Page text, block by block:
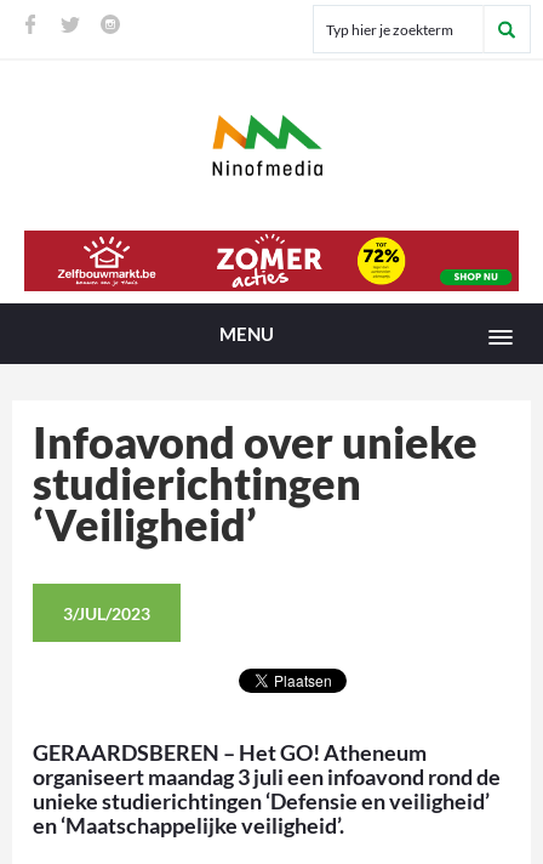
MENU
Infoavond over unieke
studierichtingen
‘Veiligheid’
3/JUL/2023
GERAARDSBEREN – Het GO! Atheneum
organiseert maandag 3 juli een infoavond rond de
unieke studierichtingen ‘Defensie en veiligheid’
en ‘Maatschappelijke veiligheid’.